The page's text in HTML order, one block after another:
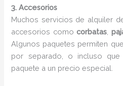
3. Accesorios
Muchos servicios de alquiler
accesorios comocorbatas
Algunos paquetes permiten
por separado, o incluso
paquete a un precio especial.